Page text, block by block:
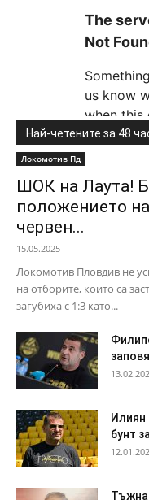
Най-четените за 48
Локомотив Пд
ШОК на Лаута!
положението
червен...
15.05.2025
Локомотив Пловдив не
на отборите, които са
загубиха с 1:3 като...
бунт
Тъжна